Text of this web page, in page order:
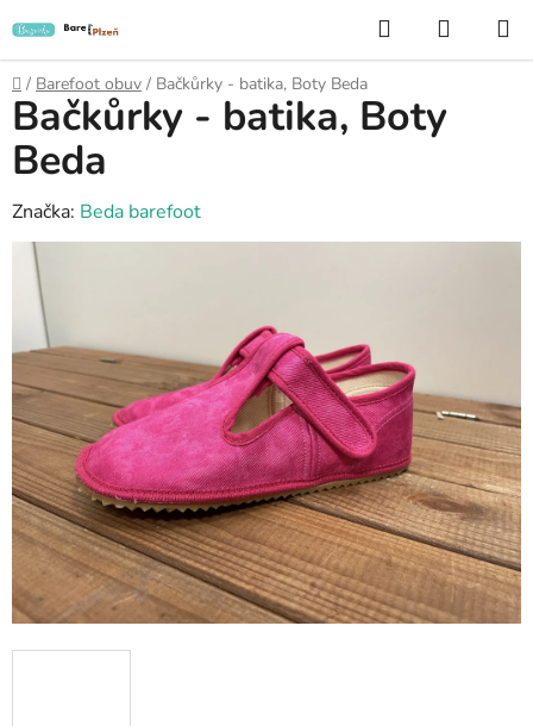
na
obsah
Hledat
KOŠÍK
Domů
/ Barefoot obuv / Bačkůrky - batika, Boty Beda
Bačkůrky - batika, Boty
Beda
Značka: Beda barefoot